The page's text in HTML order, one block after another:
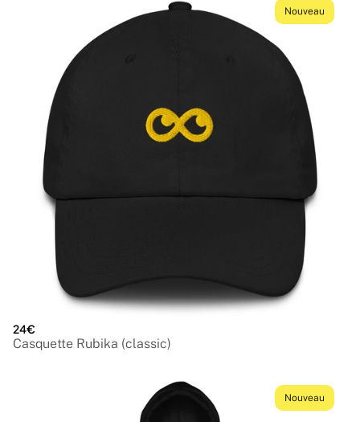
Nouveau
24€
Casquette Rubika (classic)
Nouveau